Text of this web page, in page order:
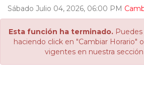
Sábado Julio 04, 2026, 06:00 PM
Esta función ha terminado.
haciendo click en "Cambiar Horario"
vigentes en nuestra